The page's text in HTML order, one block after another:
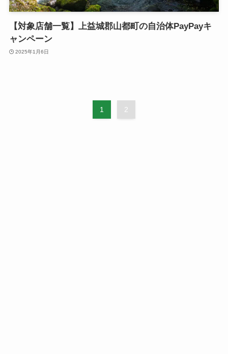
【対象店舗一覧】上益城郡山都町の自治体PayPayキ
ャンペーン
2025年1月6日
1 2